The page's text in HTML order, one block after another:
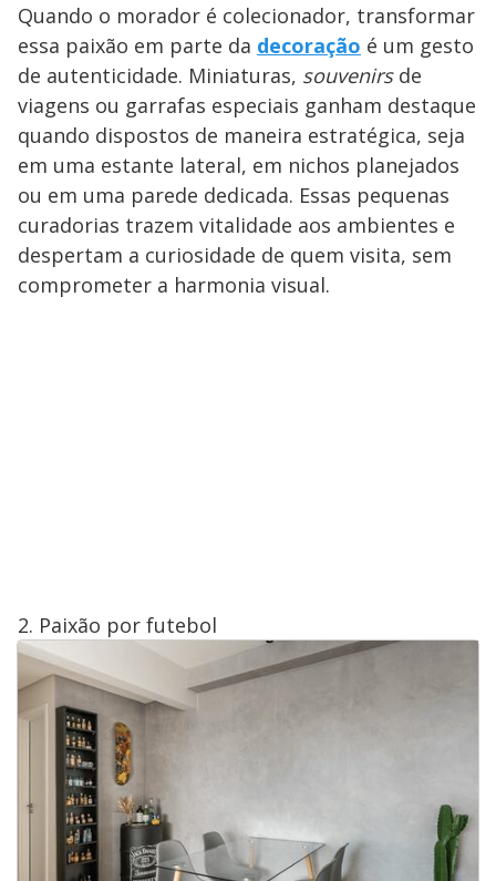
Quando o morador é colecionador, transformar
essa paixão em parte da decoração é um gesto
de autenticidade. Miniaturas, souvenirsde
viagens ou garrafas especiais ganham destaque
quando dispostos de maneira estratégica, seja
em uma estante lateral, em nichos planejados
ou em uma parede dedicada. Essas pequenas
curadorias trazem vitalidade aos ambientes e
despertam a curiosidade de quem visita, sem
comprometer a harmonia visual.
2. Paixão por futebol